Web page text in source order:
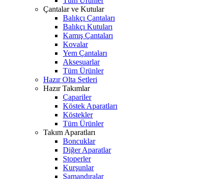
Çantalar ve Kutular
Balıkçı Çantaları
Balıkçı Kutuları
Kamış Çantaları
Kovalar
Yem Çantaları
Aksesuarlar
Tüm Ürünler
Hazır Olta Setleri
Hazır Takımlar
Çapariler
Köstek Aparatları
Köstekler
Tüm Ürünler
Takım Aparatları
Boncuklar
Diğer Aparatlar
Stoperler
Kurşunlar
Şamandıralar